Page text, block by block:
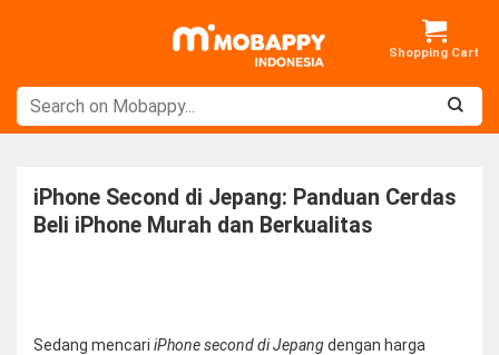
iPhone Second di Jepang: Panduan Cerdas
Beli iPhone Murah dan Berkualitas
Sedang mencari iPhone second di Jepangdengan harga